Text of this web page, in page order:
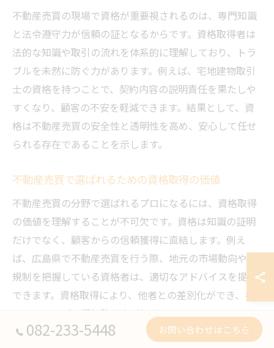
不動産売買の現場で資格が重要視されるのは、専門知識
と法令遵守力が信頼の証となるからです。資格取得者は
法的な知識や取引の流れを体系的に理解しており、トラ
ブルを未然に防ぐ力があります。例えば、宅地建物取引
士の資格を持つことで、契約内容の説明責任を果たしや
すくなり、顧客の不安を軽減できます。結果として、資
格は不動産売買の安全性と透明性を高め、安心して任せ
られる存在であることを示します。
不動産売買で選ばれるための資格取得の価値
不動産売買の分野で選ばれるプロになるには、資格取得
の価値を理解することが不可欠です。資格は知識の証明
だけでなく、顧客からの信頼獲得に直結します。例え
ば、広島県で不動産売買を行う際、地元の市場動向や法
規制を把握している資格者は、適切なアドバイスを提供
できます。資格取得により、他者との差別化ができ、キ
ャリアアップの選択肢も広がります。
082-233-5448 お問い合わせはこちら